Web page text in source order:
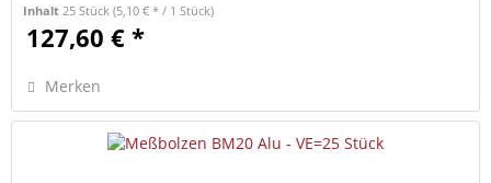
Inhalt 25 Stück(5,10 € * / 1 Stück)
127,60 € *
Merken